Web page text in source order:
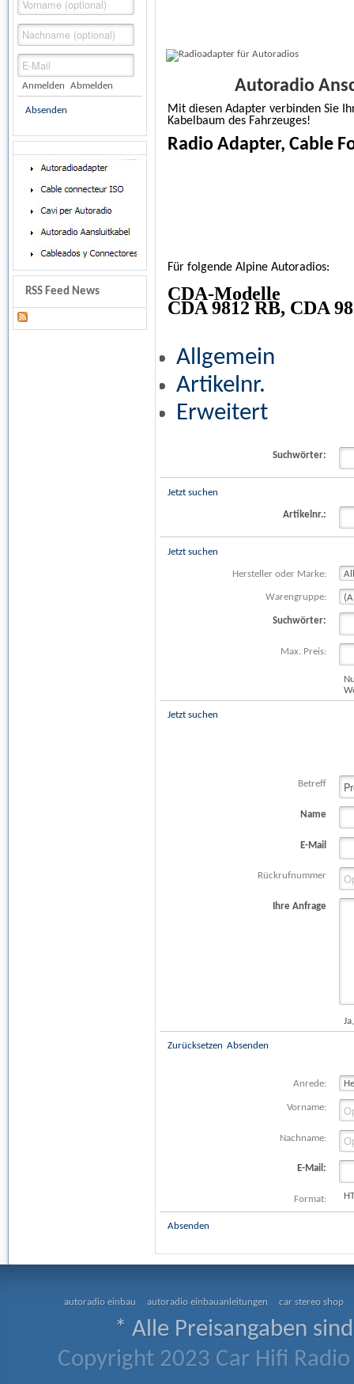
Anmelden Abmelden
Absenden
RSS Feed News
Autoradio
Mit diesen Adapter verbinden Sie
Kabelbaum des Fahrzeuges!
Radio Adapter, Cable
Für folgende Alpine Autoradios:
CDA-Modelle
CDA 9812 RB, CDA
Allgemein
Artikelnr.
Erweitert
Suchwörter:
Jetzt suchen
Artikelnr.:
Jetzt suchen
Hersteller oder Marke:
Warengruppe:
Suchwörter:
Max. Preis:
Jetzt suchen
Betreff
Name
E-Mail
Rückrufnummer
Ihre Anfrage
Zurücksetzen Absenden
Anrede:
Vorname:
Nachname:
E-Mail:
Format:
Absenden
autoradio einbau autoradio einbauanleitungen car stereo shop
* Alle Preisangaben
Copyright 2023 Car Hifi